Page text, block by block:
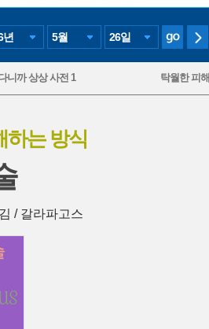
년 5월 26일
니까 상상 사전 1 탁월한 피
하는 방식
/ 갈라파고스